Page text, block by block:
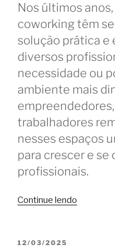
Nos últimos
coworking têm
solução prática e
diversos
necessidade ou
ambiente mais
trabalhadores
nesses espaços
para crescer e
profissionais.
Continue lendo
PUBLICADO
12/03/2025